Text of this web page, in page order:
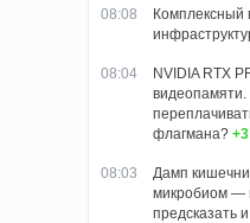
08:08
Комплексный
08:04
NVIDIA RTX
флагмана? +3
08:03
Дамп
микробиом —
предсказать